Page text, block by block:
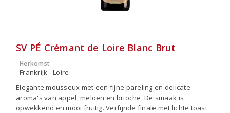
SV PÉ Crémant de Loire Blanc Brut
Herkomst
Frankrijk - Loire
Elegante mousseux met een fijne pareling en delicate
aroma's van appel, meloen en brioche. De smaak is
opwekkend en mooi fruitig. Verfijnde finale met lichte toast